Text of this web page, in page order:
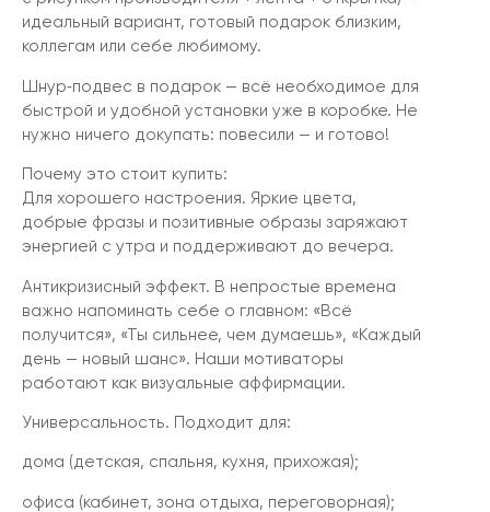
идеальный вариант, готовый подарок близким,
коллегам или себе любимому.
Шнур‑подвес в подарок — всё необходимое для
быстрой и удобной установки уже в коробке. Не
нужно ничего докупать: повесили — и готово!
Почему это стоит купить:
Для хорошего настроения. Яркие цвета,
добрые фразы и позитивные образы заряжают
энергией с утра и поддерживают до вечера.
Антикризисный эффект. В непростые времена
важно напоминать себе о главном: «Всё
получится», «Ты сильнее, чем думаешь», «Каждый
день — новый шанс». Наши мотиваторы
работают как визуальные аффирмации.
Универсальность. Подходит для:
дома (детская, спальня, кухня, прихожая);
офиса (кабинет, зона отдыха, переговорная);